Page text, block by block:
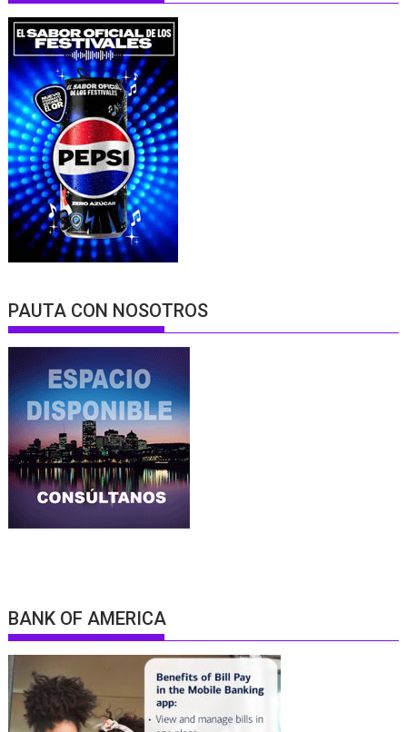
PAUTA CON NOSOTROS
BANK OF AMERICA